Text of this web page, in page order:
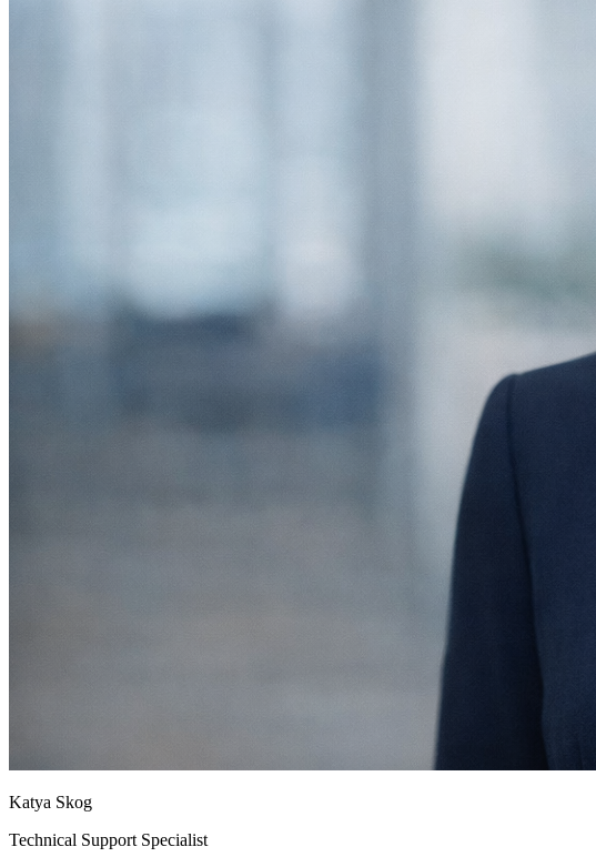
Katya Skog
Technical Support Specialist